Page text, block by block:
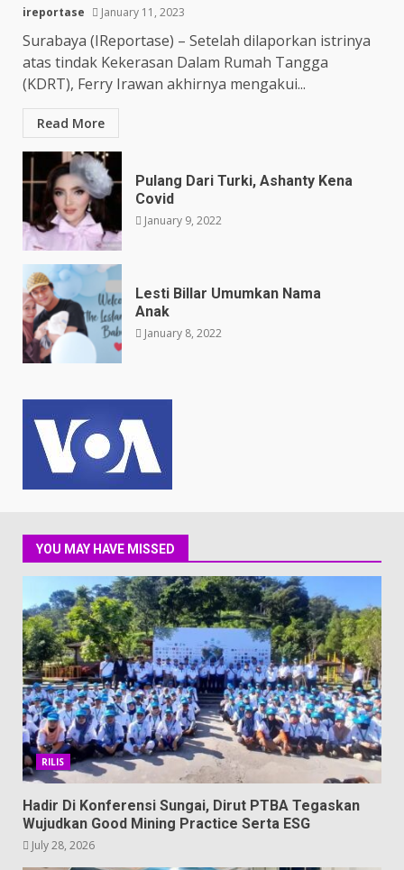
ireportase January 11, 2023
Surabaya (IReportase) – Setelah dilaporkan istrinya
atas tindak Kekerasan Dalam Rumah Tangga
(KDRT), Ferry Irawan akhirnya mengakui...
Read More
Pulang Dari Turki, Ashanty Kena
Covid
January 9, 2022
Lesti Billar Umumkan Nama
Anak
January 8, 2022
YOU MAY HAVE MISSED
RILIS
Hadir Di Konferensi Sungai, Dirut PTBA Tegaskan
Wujudkan Good Mining Practice Serta ESG
July 28, 2026